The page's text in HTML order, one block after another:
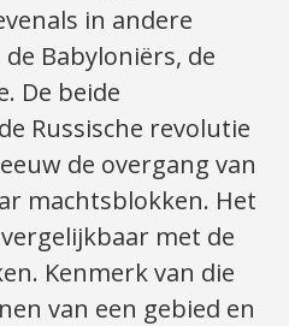
in andere
Babyloniërs, de
De beide
Russische revolutie
eeuw de overgang van
machtsblokken. Het
met de
Kenmerk van die
van een gebied en